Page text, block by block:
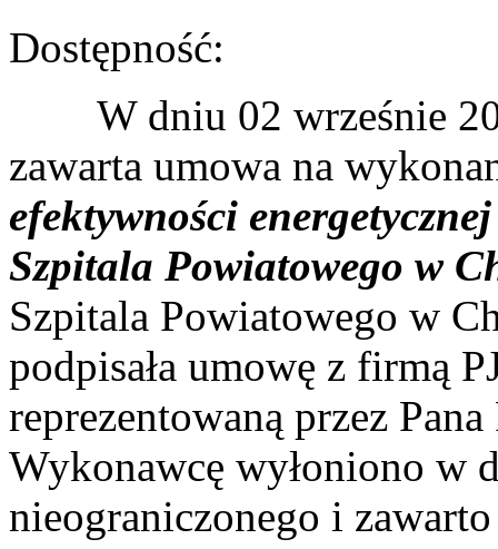
Dostępność:
W dniu 02 wrześnie
zawarta umowa na
efektywności
Szpitala Powiatowego w
Szpitala Powiatowego w
podpisała umowę z firmą
reprezentowaną przez
Wykonawcę wyłoniono w
nieograniczonego i